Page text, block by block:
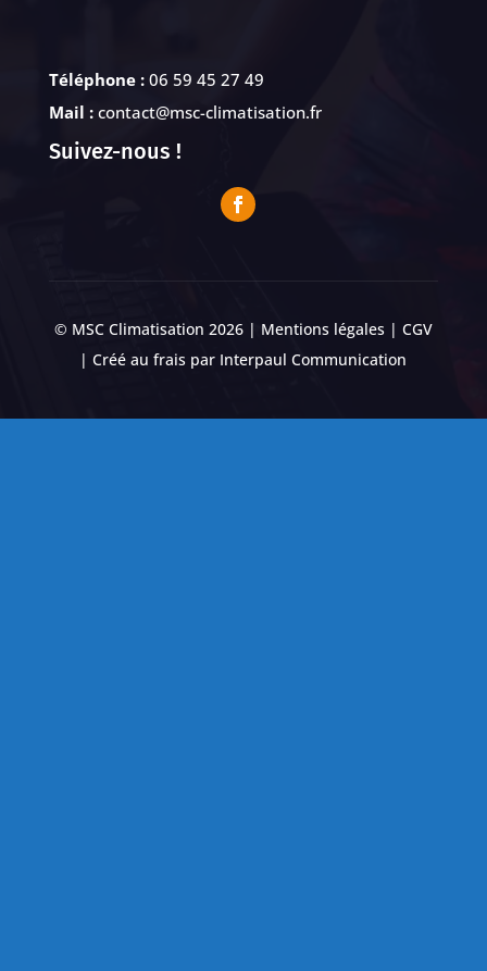
Téléphone : 06 59 45 27 49
Mail :contact@msc-climatisation.fr
Suivez-nous !
© MSC Climatisation 2026 | Mentions légales| CGV
| Créé au frais par Interpaul Communication